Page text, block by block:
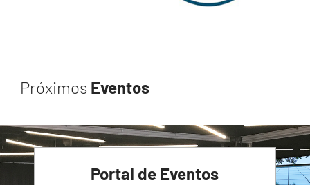
Próximos Eventos
Portal de Eventos